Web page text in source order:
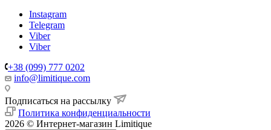
Instagram
Telegram
Viber
Viber
+38 (099) 777 0202
info@limitique.com
Подписаться на рассылку
Политика конфиденциальности
2026 © Интернет-магазин Limitique